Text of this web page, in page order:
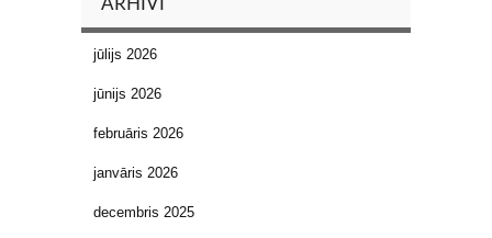
ARHĪVI
jūlijs 2026
jūnijs 2026
februāris 2026
janvāris 2026
decembris 2025